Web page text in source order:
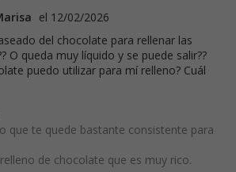
el 12/02/2026
del chocolate para rellenar las
O queda muy líquido y se puede salir??
puedo utilizar para mí relleno? Cuál
que te quede bastante consistente para
de chocolate que es muy rico.